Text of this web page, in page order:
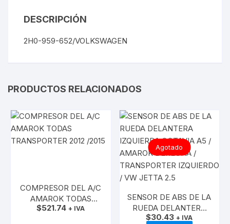
DESCRIPCIÓN
2H0-959-652/VOLKSWAGEN
PRODUCTOS RELACIONADOS
COMPRESOR DEL A/C
AMAROK TODAS
TRANSPORTER 2012
$521.74 + IVA
Agotado
SENSOR DE ABS DE LA
RUEDA DELANTERA
IZQUIERDA OCTAVIA
$30.43 + IVA